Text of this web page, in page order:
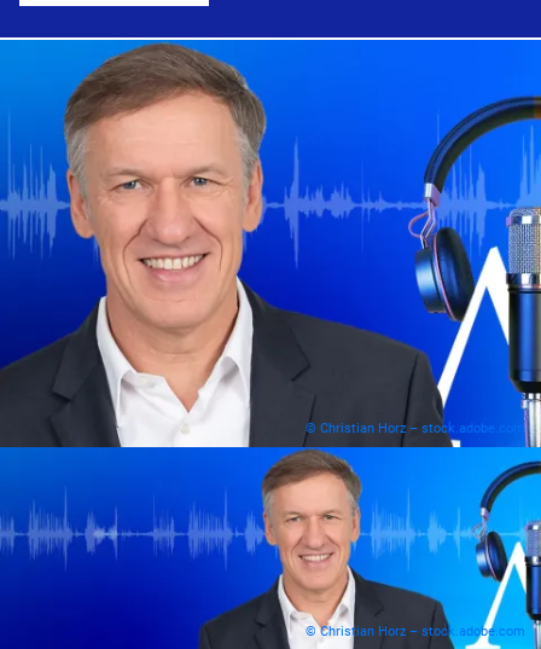
© Christian Horz – stock.adobe.com
© Christian Horz – stock.adobe.com